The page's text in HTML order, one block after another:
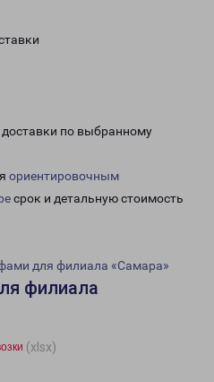
по выбранному
ориентировочным
срок и детальную стоимость
для филиала «Самара»
филиала
(xlsx)